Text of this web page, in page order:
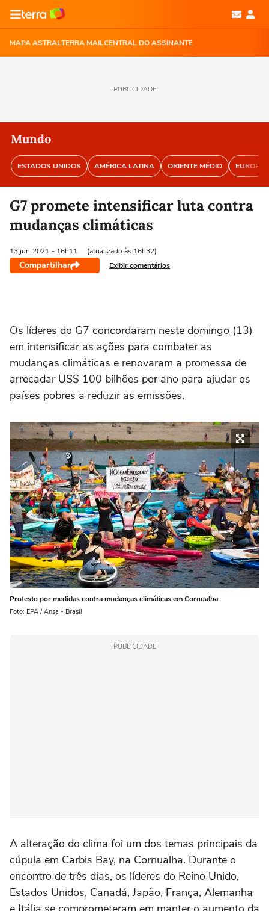
MAPA ASTRALTERRA MAILCENTRAL DO ASSINANTE
PUBLICIDADE
Mundo
ESTADOS UNIDOS AMÉRICA LATINA ORIENTE MÉDIO EUROPA
G7 promete intensificar luta contra
mudanças climáticas
13 jun 2021 - 16h11 (atualizado às 16h32)
Compartilhar Exibir comentários
Os líderes do G7 concordaram neste domingo (13)
em intensificar as ações para combater as
mudanças climáticas e renovaram a promessa de
arrecadar US$ 100 bilhões por ano para ajudar os
países pobres a reduzir as emissões.
Protesto por medidas contra mudanças climáticas em Cornualha
Foto: EPA / Ansa - Brasil
PUBLICIDADE
A alteração do clima foi um dos temas principais da
cúpula em Carbis Bay, na Cornualha. Durante o
encontro de três dias, os líderes do Reino Unido,
Estados Unidos, Canadá, Japão, França, Alemanha